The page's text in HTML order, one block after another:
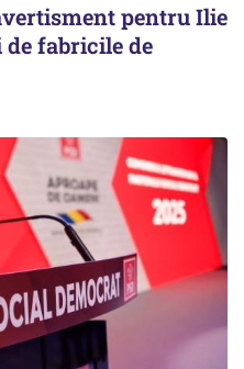
pentru Ilie
fabricile de